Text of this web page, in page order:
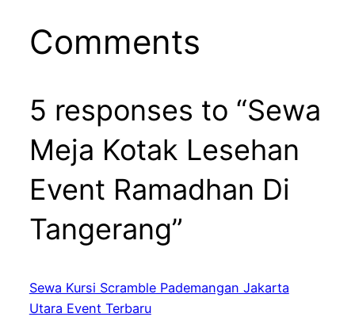
Comments
5 responses to “Sewa
Meja Kotak Lesehan
Event Ramadhan Di
Tangerang”
Sewa Kursi Scramble Pademangan Jakarta
Utara Event Terbaru